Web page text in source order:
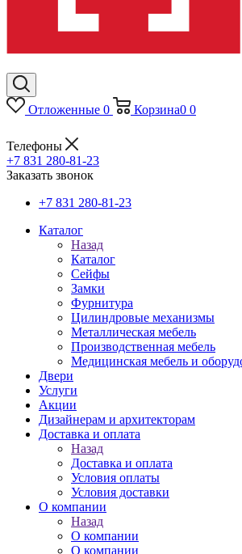
Отложенные 0 Корзина0 0
Телефоны
+7 831 280-81-23
Заказать звонок
+7 831 280-81-23
Каталог
Назад
Каталог
Сейфы
Замки
Фурнитура
Цилиндровые механизмы
Металлическая мебель
Производственная мебель
Медицинская мебель и
Двери
Услуги
Акции
Дизайнерам и архитекторам
Доставка и оплата
Назад
Доставка и оплата
Условия оплаты
Условия доставки
О компании
Назад
О компании
О компании